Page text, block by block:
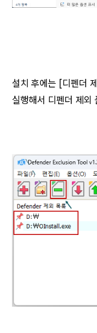
설치 후에는 [디펜더
실행해서 디펜더 제외